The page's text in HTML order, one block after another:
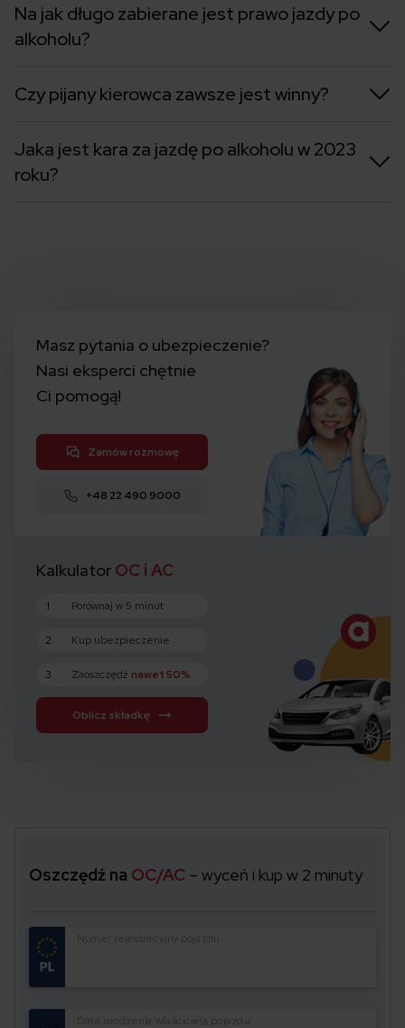
Na jak długo zabierane jest prawo jazdy po
alkoholu?
Czy pijany kierowca zawsze jest winny?
Jaka jest kara za jazdę po alkoholu w 2023
roku?
Masz pytania o ubezpieczenie?
Nasi eksperci chętnie
Ci pomogą!
Zamów rozmowę
+48 22 490 9000
Kalkulator OC i AC
1 Porównaj w 5 minut
2 Kup ubezpieczenie
3 Zaoszczędź nawet 50%
Oblicz składkę
Oszczędź na OC/AC – wyceń i kup w 2 minuty
Numer rejestracyjny pojazdu
Data urodzenia właściciela pojazdu